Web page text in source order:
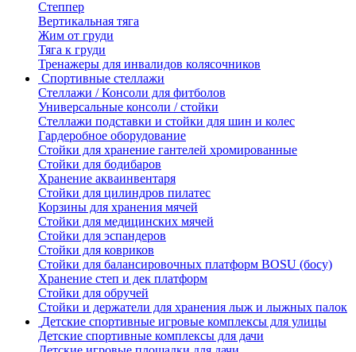
Степпер
Вертикальная тяга
Жим от груди
Тяга к груди
Тренажеры для инвалидов колясочников
Спортивные стеллажи
Стеллажи / Консоли для фитболов
Универсальные консоли / стойки
Стеллажи подставки и стойки для шин и колес
Гардеробное оборудование
Стойки для хранение гантелей хромированные
Стойки для бодибаров
Хранение акваинвентаря
Стойки для цилиндров пилатес
Корзины для хранения мячей
Стойки для медицинских мячей
Стойки для эспандеров
Стойки для ковриков
Стойки для балансировочных платформ BOSU (босу)
Хранение степ и дек платформ
Стойки для обручей
Стойки и держатели для хранения лыж и лыжных палок
Детские спортивные игровые комплексы для улицы
Детские спортивные комплексы для дачи